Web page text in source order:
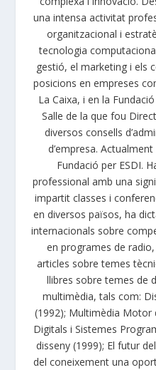
una intensa activitat
organitzacional i
tecnologia
gestió, el marketing i els
posicions en empreses
La Caixa, i en la
Salle de la que fou
diversos consells
d’empresa.
Fundació per ESDI.
professional amb una
impartit classes i
en diversos països, ha
internacionals sobre
en programes de
articles sobre temes
llibres sobre temes de
multimèdia, tals com:
(1992); Multimèdia Motor
Digitals i Sistemes
disseny (1999); El futur
del coneixement una